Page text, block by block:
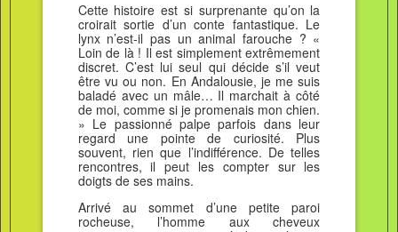
Cette histoire est si surprenante qu’on la
croirait sortie d’un conte fantastique. Le
lynx n’est-il pas un animal farouche ? «
Loin de là ! Il est simplement extrêmement
discret. C’est lui seul qui décide s’il veut
être vu ou non. En Andalousie, je me suis
baladé avec un mâle… Il marchait à côté
de moi, comme si je promenais mon chien.
» Le passionné palpe parfois dans leur
regard une pointe de curiosité. Plus
souvent, rien que l’indifférence. De telles
rencontres, il peut les compter sur les
doigts de ses mains.
Arrivé au sommet d’une petite paroi
rocheuse, l’homme aux cheveux